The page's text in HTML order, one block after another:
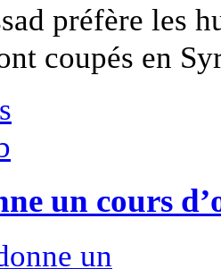
préfère les
coupés en
un cours